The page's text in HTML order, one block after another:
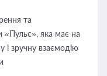
та
яка має на
і зручну взаємодію